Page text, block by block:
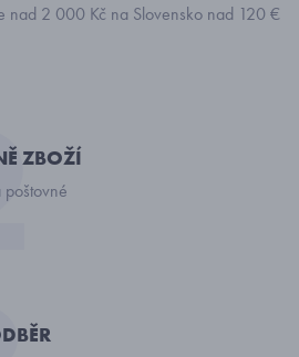
nad 2 000 Kč na Slovensko nad 120 €
ZBOŽÍ
poštovné